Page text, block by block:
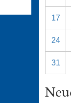
17
24
31